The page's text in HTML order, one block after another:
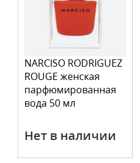
NARCISO RODRIGUEZ
ROUGE женская
парфюмированная
вода 50 мл
Нет в наличии